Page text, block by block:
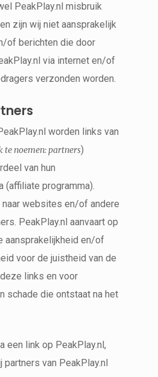
PeakPlay.nl misbruik
zijn wij niet aansprakelijk
of berichten die door
via internet en/of
verzonden worden.
worden links van
te noemen: partners)
van hun
(affiliate programma).
websites en/of andere
PeakPlay.nl aanvaart op
aansprakelijkheid en/of
voor de juistheid van de
links en voor
schade die ontstaat na het
een link op PeakPlay.nl,
partners van PeakPlay.nl